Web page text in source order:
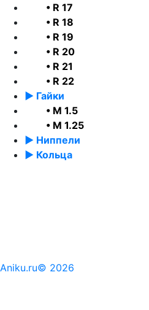
• R 17
• R 18
• R 19
• R 20
• R 21
• R 22
► Гайки
• М 1.5
• М 1.25
► Ниппели
► Кольца
Aniku.ru© 2026